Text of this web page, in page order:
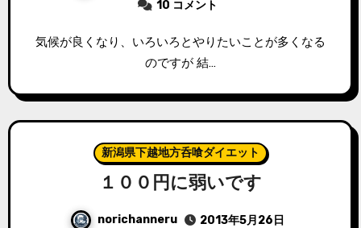
10 コメント
気候が良くなり、いろいろとやりたいことが多くなる
のですが 結…
新潟県下越地方呑喰ダイエット
１００円に弱いです
norichanneru
2013年5月26日